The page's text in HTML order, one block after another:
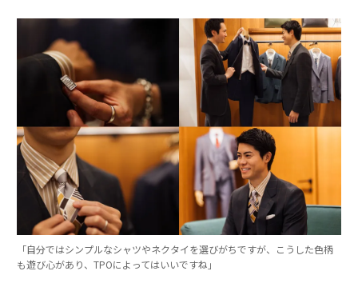
「自分ではシンプルなシャツやネクタイを選びがちですが、こうした色柄
も遊び心があり、TPOによってはいいですね」